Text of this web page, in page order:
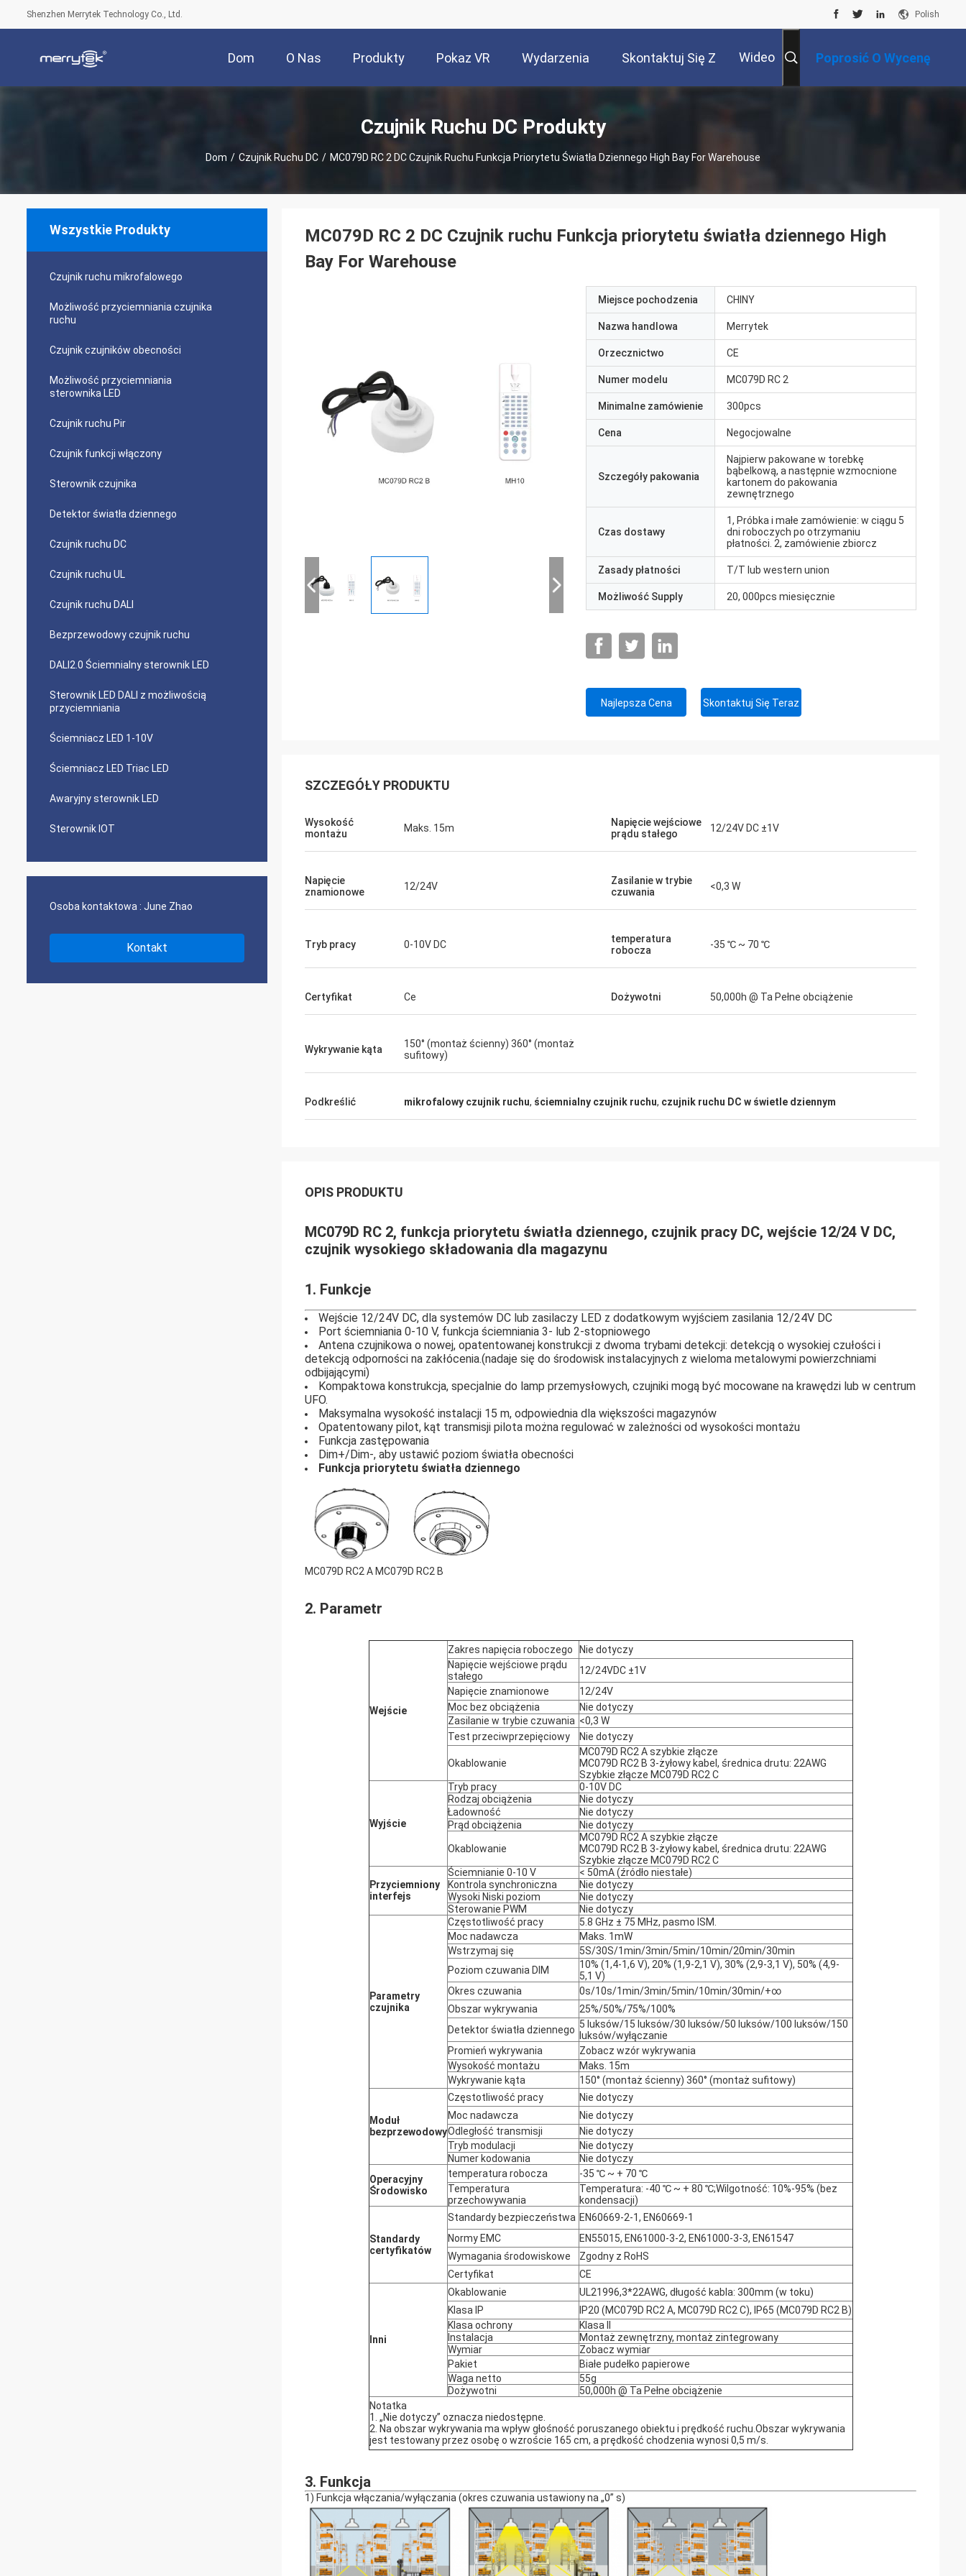
Shenzhen Merrytek Technology Co., Ltd. Polish
Dom O Nas Produkty Pokaz VR Wydarzenia Skontaktuj Się Z Wideo Poprosić O Wycenę
Czujnik Ruchu DC Produkty
Dom / Czujnik Ruchu DC / MC079D RC 2 DC Czujnik Ruchu Funkcja Priorytetu Światła Dziennego High Bay For Warehouse
Wszystkie Produkty
Czujnik ruchu mikrofalowego
Możliwość przyciemniania czujnika
ruchu
Czujnik czujników obecności
Możliwość przyciemniania
sterownika LED
Czujnik ruchu Pir
Czujnik funkcji włączony
Sterownik czujnika
Detektor światła dziennego
Czujnik ruchu DC
Czujnik ruchu UL
Czujnik ruchu DALI
Bezprzewodowy czujnik ruchu
DALI2.0 Ściemnialny sterownik LED
Sterownik LED DALI z możliwością
przyciemniania
Ściemniacz LED 1-10V
Ściemniacz LED Triac LED
Awaryjny sterownik LED
Sterownik IOT
Osoba kontaktowa : June Zhao
Kontakt
MC079D RC 2 DC Czujnik ruchu Funkcja priorytetu światła dziennego High
Bay For Warehouse
Miejsce pochodzenia CHINY
Nazwa handlowa Merrytek
Orzecznictwo CE
Numer modelu MC079D RC 2
Minimalne zamówienie 300pcs
Cena Negocjowalne
Szczegóły pakowania
Najpierw pakowane w torebkę
bąbelkową, a następnie wzmocnione
kartonem do pakowania
zewnętrznego
Czas dostawy
1, Próbka i małe zamówienie: w ciągu 5
dni roboczych po otrzymaniu
płatności. 2, zamówienie zbiorcz
Zasady płatności T/T lub western union
Możliwość Supply 20, 000pcs miesięcznie
Najlepsza Cena Skontaktuj Się Teraz
SZCZEGÓŁY PRODUKTU
Wysokość
montażu
Maks. 15m
Napięcie wejściowe
prądu stałego
12/24V DC ±1V
Napięcie
znamionowe
12/24V
Zasilanie w trybie
czuwania
<0,3 W
Tryb pracy 0-10V DC
temperatura
robocza
-35 ℃ ~ 70 ℃
Certyfikat Ce Dożywotni 50,000h @ Ta Pełne obciążenie
Wykrywanie kąta
150° (montaż ścienny) 360° (montaż
sufitowy)
Podkreślić mikrofalowy czujnik ruchu, ściemnialny czujnik ruchu, czujnik ruchu DC w świetle dziennym
OPIS PRODUKTU
MC079D RC 2, funkcja priorytetu światła dziennego, czujnik pracy DC, wejście 12/24 V DC,
czujnik wysokiego składowania dla magazynu
1. Funkcje
Wejście 12/24V DC, dla systemów DC lub zasilaczy LED z dodatkowym wyjściem zasilania 12/24V DC
Port ściemniania 0-10 V, funkcja ściemniania 3- lub 2-stopniowego
Antena czujnikowa o nowej, opatentowanej konstrukcji z dwoma trybami detekcji: detekcją o wysokiej czułości i
detekcją odporności na zakłócenia.(nadaje się do środowisk instalacyjnych z wieloma metalowymi powierzchniami
odbijającymi)
Kompaktowa konstrukcja, specjalnie do lamp przemysłowych, czujniki mogą być mocowane na krawędzi lub w centrum
UFO.
Maksymalna wysokość instalacji 15 m, odpowiednia dla większości magazynów
Opatentowany pilot, kąt transmisji pilota można regulować w zależności od wysokości montażu
Funkcja zastępowania
Dim+/Dim-, aby ustawić poziom światła obecności
Funkcja priorytetu światła dziennego
MC079D RC2 A MC079D RC2 B
2. Parametr
Wejście
Zakres napięcia roboczego
Nie dotyczy
Napięcie wejściowe prądu
stałego
12/24VDC ±1V
Napięcie znamionowe
12/24V
Moc bez obciążenia
Nie dotyczy
Zasilanie w trybie czuwania <0,3 W
Test przeciwprzepięciowy
Nie dotyczy
Okablowanie
MC079D RC2 A szybkie złącze
MC079D RC2 B 3-żyłowy kabel, średnica drutu: 22AWG
Szybkie złącze MC079D RC2 C
Wyjście
Tryb pracy
0-10V DC
Rodzaj obciążenia
Nie dotyczy
Ładowność
Nie dotyczy
Prąd obciążenia
Nie dotyczy
Okablowanie
MC079D RC2 A szybkie złącze
MC079D RC2 B 3-żyłowy kabel, średnica drutu: 22AWG
Szybkie złącze MC079D RC2 C
Przyciemniony
interfejs
Ściemnianie 0-10 V
< 50mA (źródło niestałe)
Kontrola synchroniczna
Nie dotyczy
Wysoki Niski poziom
Nie dotyczy
Sterowanie PWM
Nie dotyczy
Parametry
czujnika
Częstotliwość pracy
5.8 GHz ± 75 MHz, pasmo ISM.
Moc nadawcza
Maks. 1mW
Wstrzymaj się
5S/30S/1min/3min/5min/10min/20min/30min
Poziom czuwania DIM
10% (1,4-1,6 V), 20% (1,9-2,1 V), 30% (2,9-3,1 V), 50% (4,9-
5,1 V)
Okres czuwania
0s/10s/1min/3min/5min/10min/30min/+∞
Obszar wykrywania
25%/50%/75%/100%
Detektor światła dziennego 5 luksów/15 luksów/30 luksów/50 luksów/100 luksów/150
luksów/wyłączanie
Promień wykrywania
Zobacz wzór wykrywania
Wysokość montażu
Maks. 15m
Wykrywanie kąta
150° (montaż ścienny) 360° (montaż sufitowy)
Moduł
bezprzewodowy
Częstotliwość pracy
Nie dotyczy
Moc nadawcza
Nie dotyczy
Odległość transmisji
Nie dotyczy
Tryb modulacji
Nie dotyczy
Numer kodowania
Nie dotyczy
Operacyjny
Środowisko
temperatura robocza
-35 ℃ ~ + 70 ℃
Temperatura
przechowywania
Temperatura: -40 ℃ ~ + 80 ℃;Wilgotność: 10%-95% (bez
kondensacji)
Standardy
certyfikatów
Standardy bezpieczeństwa EN60669-2-1, EN60669-1
Normy EMC
EN55015, EN61000-3-2, EN61000-3-3, EN61547
Wymagania środowiskowe
Zgodny z RoHS
Certyfikat
CE
Inni
Okablowanie
UL21996,3*22AWG, długość kabla: 300mm (w toku)
Klasa IP
IP20 (MC079D RC2 A, MC079D RC2 C), IP65 (MC079D RC2 B)
Klasa ochrony
Klasa II
Instalacja
Montaż zewnętrzny, montaż zintegrowany
Wymiar
Zobacz wymiar
Pakiet
Białe pudełko papierowe
Waga netto
55g
Dożywotni
50,000h @ Ta Pełne obciążenie
Notatka
1. „Nie dotyczy” oznacza niedostępne.
2. Na obszar wykrywania ma wpływ głośność poruszanego obiektu i prędkość ruchu.Obszar wykrywania
jest testowany przez osobę o wzroście 165 cm, a prędkość chodzenia wynosi 0,5 m/s.
3. Funkcja
1) Funkcja włączania/wyłączania (okres czuwania ustawiony na „0” s)